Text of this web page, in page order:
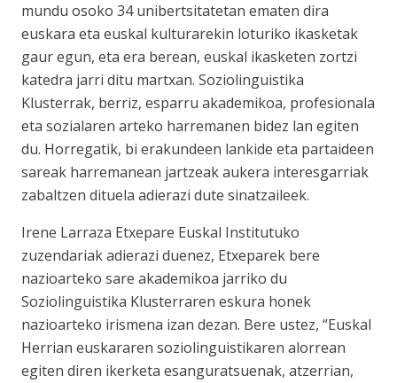
mundu osoko 34 unibertsitatetan ematen dira
euskara eta euskal kulturarekin loturiko ikasketak
gaur egun, eta era berean, euskal ikasketen zortzi
katedra jarri ditu martxan. Soziolinguistika
Klusterrak, berriz, esparru akademikoa, profesionala
eta sozialaren arteko harremanen bidez lan egiten
du. Horregatik, bi erakundeen lankide eta partaideen
sareak harremanean jartzeak aukera interesgarriak
zabaltzen dituela adierazi dute sinatzaileek.
Irene Larraza Etxepare Euskal Institutuko
zuzendariak adierazi duenez, Etxeparek bere
nazioarteko sare akademikoa jarriko du
Soziolinguistika Klusterraren eskura honek
nazioarteko irismena izan dezan. Bere ustez, “Euskal
Herrian euskararen soziolinguistikaren alorrean
egiten diren ikerketa esanguratsuenak, atzerrian,